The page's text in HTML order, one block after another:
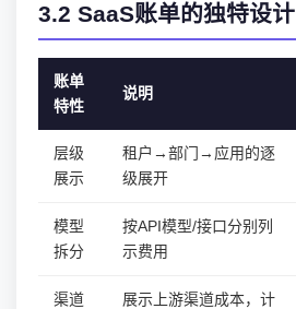
3.2 SaaS账单的独特设计
账单
特性
说明
层级
展示
租户→部门→应用的逐
级展开
模型
拆分
按API模型/接口分别列
示费用
渠道
展示上游渠道成本，计